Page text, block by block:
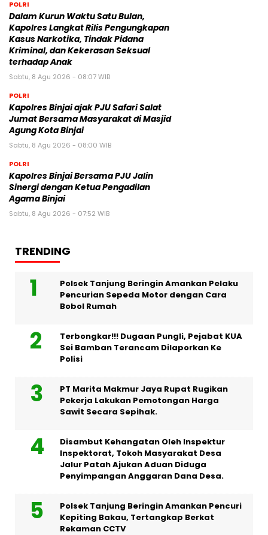
POLRI
Dalam Kurun Waktu Satu Bulan,
Kapolres Langkat Rilis Pengungkapan
Kasus Narkotika, Tindak Pidana
Kriminal, dan Kekerasan Seksual
terhadap Anak
Sabtu, 8 Agu 2026 - 08:07 WIB
POLRI
Kapolres Binjai ajak PJU Safari Salat
Jumat Bersama Masyarakat di Masjid
Agung Kota Binjai
Sabtu, 8 Agu 2026 - 08:00 WIB
POLRI
Kapolres Binjai Bersama PJU Jalin
Sinergi dengan Ketua Pengadilan
Agama Binjai
Sabtu, 8 Agu 2026 - 07:52 WIB
TRENDING
Polsek Tanjung Beringin Amankan Pelaku
Pencurian Sepeda Motor dengan Cara
Bobol Rumah
Terbongkar!!! Dugaan Pungli, Pejabat KUA
Sei Bamban Terancam Dilaporkan Ke
Polisi
PT Marita Makmur Jaya Rupat Rugikan
Pekerja Lakukan Pemotongan Harga
Sawit Secara Sepihak.
Disambut Kehangatan Oleh Inspektur
Inspektorat, Tokoh Masyarakat Desa
Jalur Patah Ajukan Aduan Diduga
Penyimpangan Anggaran Dana Desa.
Polsek Tanjung Beringin Amankan Pencuri
Kepiting Bakau, Tertangkap Berkat
Rekaman CCTV